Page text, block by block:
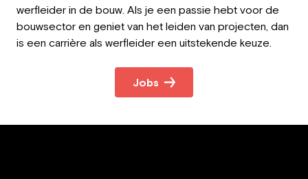
werfleider in de bouw. Als je een passie hebt voor de
bouwsector en geniet van het leiden van projecten, dan
is een carrière als werfleider een uitstekende keuze.
Jobs